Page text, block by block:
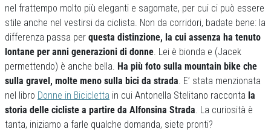
nel frattempo molto più eleganti e sagomate, per cui ci può essere
stile anche nel vestirsi da ciclista. Non da corridori, badate bene: la
differenza passa per questa distinzione, la cui assenza ha tenuto
lontane per anni generazioni di donne. Lei è bionda e (Jacek
permettendo) è anche bella. Ha più foto sulla mountain bike che
sulla gravel, molte meno sulla bici da strada. E’ stata menzionata
nel libro Donne in Bicicletta in cui Antonella Stelitano racconta la
storia delle cicliste a partire da Alfonsina Strada. La curiosità è
tanta, iniziamo a farle qualche domanda, siete pronti?